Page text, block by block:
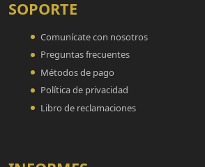
SOPORTE
Comunícate con nosotros
Preguntas frecuentes
Métodos de pago
Política de privacidad
Libro de reclamaciones